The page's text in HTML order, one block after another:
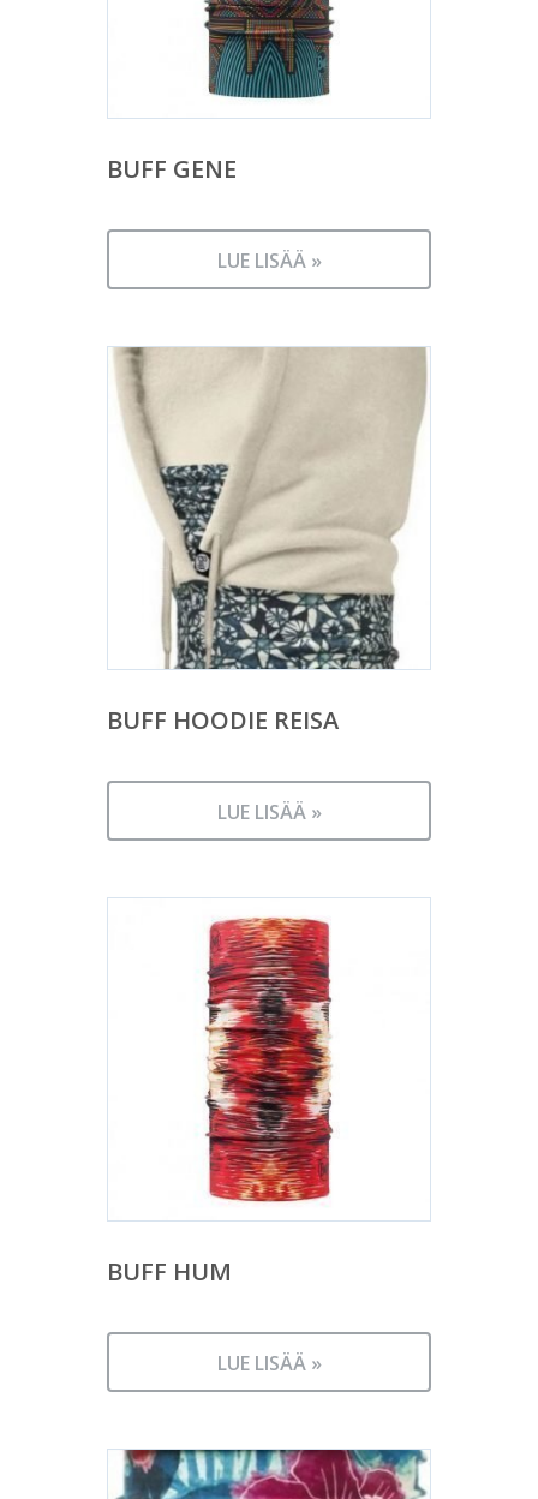
BUFF GENE
LUE LISÄÄ »
BUFF HOODIE REISA
LUE LISÄÄ »
BUFF HUM
LUE LISÄÄ »